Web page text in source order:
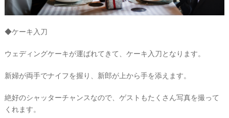
◆ケーキ入刀
ウェディングケーキが運ばれてきて、ケーキ入刀となります。
新婦が両手でナイフを握り、新郎が上から手を添えます。
絶好のシャッターチャンスなので、ゲストもたくさん写真を撮って
くれます。